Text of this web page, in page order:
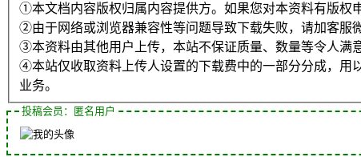
①本文档内容版权归属内容提供方。如果您对本资料有版权
②由于网络或浏览器兼容性等问题导致下载失败，请加客服
③本资料由其他用户上传，本站不保证质量、数量等令人满
④本站仅收取资料上传人设置的下载费中的一部分分成，用
业务。
投稿会员：匿名用户